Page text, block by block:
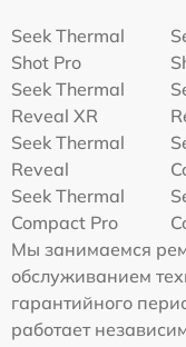
Seek Thermal
Shot Pro
Seek Thermal
Reveal XR
Seek Thermal
Reveal
Seek Thermal
Compact Pro
Мы занимаемся
обслуживанием
гарантийного
работает